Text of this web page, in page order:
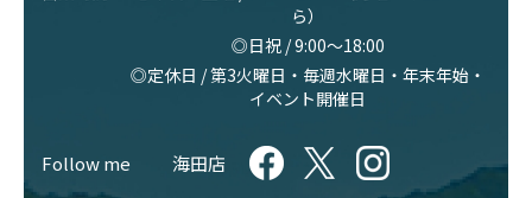
ら）
◎日祝 / 9:00〜18:00
◎定休日 / 第3火曜日・毎週水曜日・年末年始・
イベント開催日
Follow me 海田店